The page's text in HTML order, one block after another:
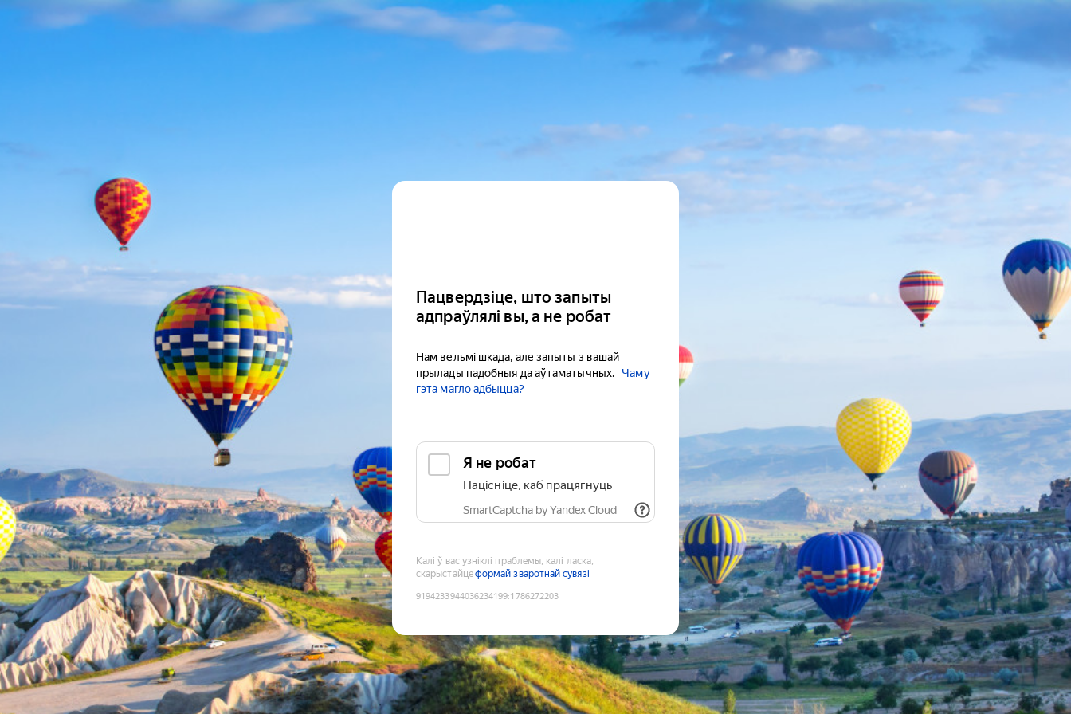
Пацвердзіце, што запыты
адпраўлялі вы, а не робат
Нам вельмі шкада, але запыты з вашай
прылады падобныя да аўтаматычных.
Чаму
гэта магло адбыцца?
Я не робат
Націсніце, каб працягнуць
SmartCaptcha by Yandex Cloud
Калі ў вас узніклі праблемы, калі ласка,
скарыстайцеформай зваротнай сувязі
9194233944036234199:1786272203